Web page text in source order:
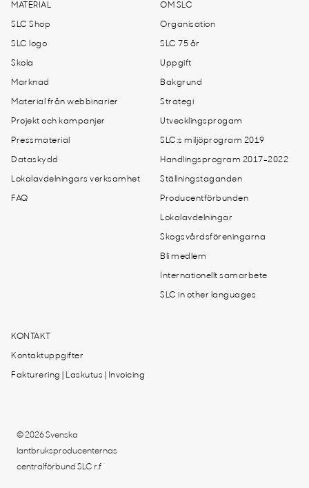
MATERIAL
SLC Shop
SLC logo
Skola
Marknad
Material från webbinarier
Projekt och kampanjer
Pressmaterial
Dataskydd
Lokalavdelningars verksamhet
FAQ
OM SLC
Organisation
SLC 75 år
Uppgift
Bakgrund
Strategi
Utvecklingsprogam
SLC:s miljöprogram 2019
Handlingsprogram 2017-2022
Ställningstaganden
Producentförbunden
Lokalavdelningar
Skogsvårdsföreningarna
Bli medlem
Internationellt samarbete
SLC in other languages
KONTAKT
Kontaktuppgifter
Fakturering | Laskutus | Invoicing
© 2026 Svenska
lantbruksproducenternas
centralförbund SLC r.f